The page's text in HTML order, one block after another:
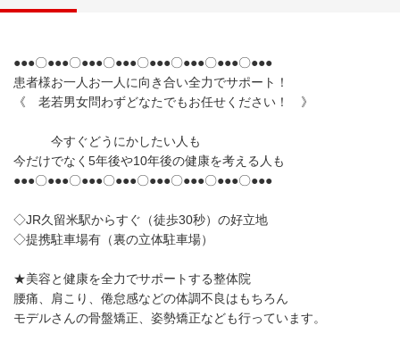
●●●〇●●●〇●●●〇●●●〇●●●〇●●●〇●●●〇●●●
患者様お一人お一人に向き合い全力でサポート！
《 老若男女問わずどなたでもお任せください！ 》
今すぐどうにかしたい人も
今だけでなく5年後や10年後の健康を考える人も
●●●〇●●●〇●●●〇●●●〇●●●〇●●●〇●●●〇●●●
◇JR久留米駅からすぐ（徒歩30秒）の好立地
◇提携駐車場有（裏の立体駐車場）
★美容と健康を全力でサポートする整体院
腰痛、肩こり、倦怠感などの体調不良はもちろん
モデルさんの骨盤矯正、姿勢矯正なども行っています。